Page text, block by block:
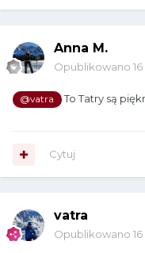
Anna M.
Opublikowano
@vatra To Tatry są
Cytuj
vatra
Opublikowano